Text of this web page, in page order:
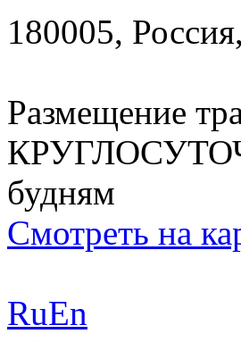
180005,
Размещение
будням
Смотреть на
RuEn